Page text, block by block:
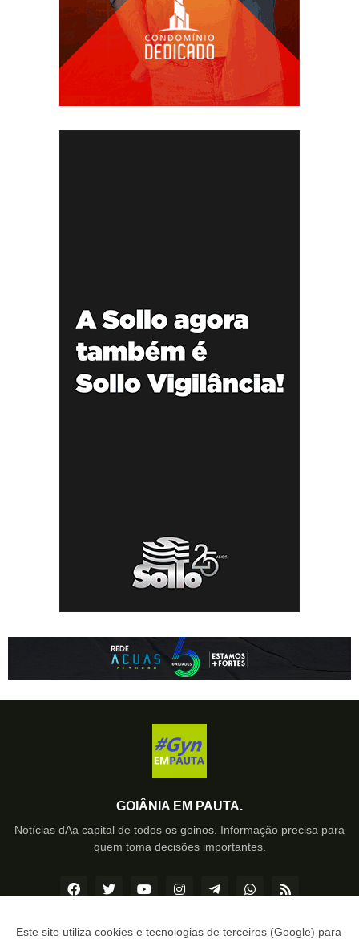
GOIÂNIA EM PAUTA.
Notícias dAa capital de todos os goinos. Informação precisa para
quem toma decisões importantes.
Este site utiliza cookies e tecnologias de terceiros (Google) para